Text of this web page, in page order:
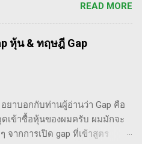
invester นั้น จะไม่ตระหนกเมื่อ
ห้เขาต้องขาดทุนไปแค่ 10% เอง
ด้แล้ว ต้องทำอะไรสักอย่าง
ะต้องการเล่นแบบเทรดเดิ้ง คือ
รอบเวลาหนึ...
Like an O'Neil Disciple: How
18,000% in the Stock Market" ที่
Kacher อีกเล่มก็คือ In The
with the O'Neil Disciples:
Short อีกด้วย ผมเองก็เคย
บบมั่วๆ หลายเรื่องด้วยกันนะ
- ทรงหุ้นซิ่ง ราคาย่อ วอลุ่มหาย -
READ MORE
หุ้น & ทฤษฎี Gap
ยาบอกกับท่านผู้อ่านว่า Gap คือ
ดเข้าซื้อหุ้นของผมครับ ผมมักจะ
จากการเปิด gap ที่เข้าสูตร